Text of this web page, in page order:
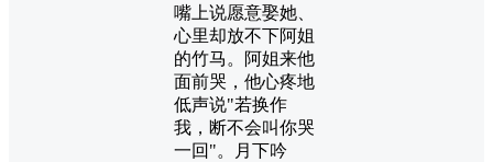
嘴上说愿意娶她、
心里却放不下阿姐
的竹马。阿姐来他
面前哭，他心疼地
低声说"若换作
我，断不会叫你哭
一回"。月下吟